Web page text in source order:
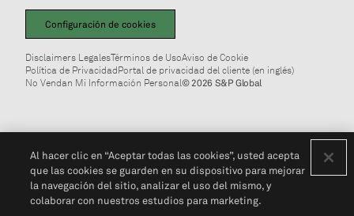
Configuración de cookies
Disclaimers LegalesTérminos de UsoAviso de Cookie
Política de PrivacidadPortal de privacidad del cliente (en inglés)
No Vendan Mi Información Personal© 2026 S&P Global
Al hacer clic en “Aceptar todas las cookies”, usted acepta
que las cookies se guarden en su dispositivo para mejorar
la navegación del sitio, analizar el uso del mismo, y
colaborar con nuestros estudios para marketing.